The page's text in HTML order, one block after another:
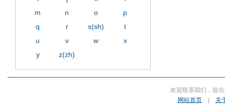
m
n o
p
q
r s(sh)
t
u
v w
x
y
z(zh)
欢迎联系我们，提
网站首页| 关